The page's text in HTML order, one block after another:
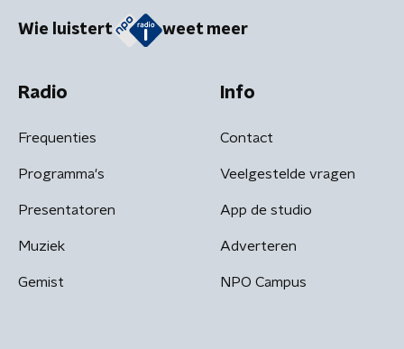
Wie luistert weet meer
Radio
Frequenties
Programma's
Presentatoren
Muziek
Gemist
Info
Contact
Veelgestelde vragen
App de studio
Adverteren
NPO Campus